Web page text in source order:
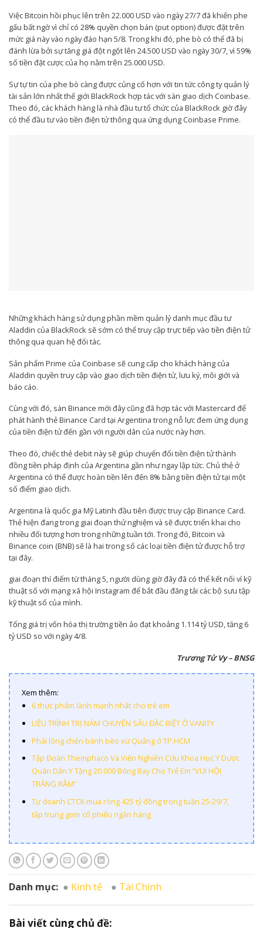
Việc Bitcoin hồi phục lên trên 22.000 USD vào ngày 27/7 đã khiến phe
gấu bất ngờ vì chỉ có 28% quyền chọn bán (put option) được đặt trên
mức giá này vào ngày đáo hạn 5/8. Trong khi đó, phe bò có thể đã bị
đánh lừa bởi sự tăng giá đột ngột lên 24.500 USD vào ngày 30/7, vì 59%
số tiền đặt cược của họ nằm trên 25.000 USD.
Sự tự tin của phe bò càng được củng cố hơn với tin tức công ty quản lý
tài sản lớn nhất thế giới BlackRock hợp tác với sàn giao dịch Coinbase.
Theo đó, các khách hàng là nhà đầu tư tổ chức của BlackRock giờ đây
có thể đầu tư vào tiền điện tử thông qua ứng dụng Coinbase Prime.
Những khách hàng sử dụng phần mềm quản lý danh mục đầu tư
Aladdin của BlackRock sẽ sớm có thể truy cập trực tiếp vào tiền điện tử
thông qua quan hệ đối tác.
Sản phẩm Prime của Coinbase sẽ cung cấp cho khách hàng của
Aladdin quyền truy cập vào giao dịch tiền điện tử, lưu ký, môi giới và
báo cáo.
Cùng với đó, sàn Binance mới đây cũng đã hợp tác với Mastercard để
phát hành thẻ Binance Card tại Argentina trong nỗ lực đem ứng dụng
của tiền điện tử đến gần với người dân của nước này hơn.
Theo đó, chiếc thẻ debit này sẽ giúp chuyển đổi tiền điện tử thành
đồng tiền pháp định của Argentina gần như ngay lập tức. Chủ thẻ ở
Argentina có thể được hoàn tiền lên đến 8% bằng tiền điện tử tại một
số điểm giao dịch.
Argentina là quốc gia Mỹ Latinh đầu tiên được truy cập Binance Card.
Thẻ hiện đang trong giai đoạn thử nghiệm và sẽ được triển khai cho
nhiều đối tượng hơn trong những tuần tới. Trong đó, Bitcoin và
Binance coin (BNB) sẽ là hai trong số các loại tiền điện tử được hỗ trợ
tại đây.
giai đoạn thí điểm từ tháng 5, người dùng giờ đây đã có thể kết nối ví kỹ
thuật số với mạng xã hội Instagram để bắt đầu đăng tải các bộ sưu tập
kỹ thuật số của mình.
Tổng giá trị vốn hóa thị trường tiền ảo đạt khoảng 1.114 tỷ USD, tăng 6
tỷ USD so với ngày 4/8.
Trương Tử Vy – BNSG
Xem thêm:
6 thực phẩm lành mạnh nhất cho trẻ em
LIỆU TRÌNH TRỊ NÁM CHUYÊN SÂU ĐẶC BIỆT Ở VANITY
Phải lòng chén bánh bèo xứ Quảng ở TP.HCM
Tập Đoàn Themphaco Và Viện Nghiên Cứu Khoa Học Y Dược
Quân Dân Y Tặng 20.000 Bóng Bay Cho Trẻ Em “VUI HỘI
TRĂNG RẰM”
Tự doanh CTCK mua ròng 425 tỷ đồng trong tuần 25-29/7,
tập trung gom cổ phiếu ngân hàng
Danh mục: Kinh tế Tài Chính
Bài viết cùng chủ đề: